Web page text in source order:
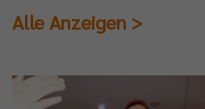
Alle Anzeigen >